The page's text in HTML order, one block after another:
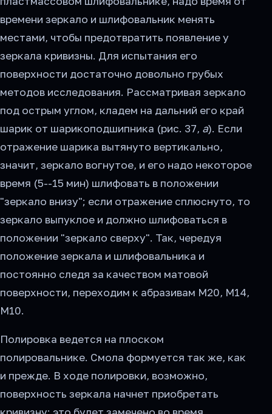
времени зеркало и шлифовальник менять
местами, чтобы предотвратить появление у
зеркала кривизны. Для испытания его
поверхности достаточно довольно грубых
методов исследования. Рассматривая зеркало
под острым углом, кладем на дальний его край
шарик от шарикоподшипника (рис. 37, а). Если
отражение шарика вытянуто вертикально,
значит, зеркало вогнутое, и его надо некоторое
время (5--15 мин) шлифовать в положении
"зеркало внизу"; если отражение сплюснуто, то
зеркало выпуклое и должно шлифоваться в
положении "зеркало сверху". Так, чередуя
положение зеркала и шлифовальника и
постоянно следя за качеством матовой
поверхности, переходим к абразивам М20, М14,
М10.
Полировка ведется на плоском
полировальнике. Смола формуется так же, как
и прежде. В ходе полировки, возможно,
поверхность зеркала начнет приобретать